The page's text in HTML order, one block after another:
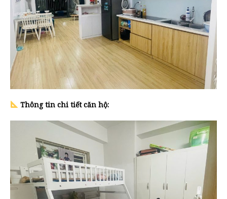
Thông tin chi tiết căn hộ: